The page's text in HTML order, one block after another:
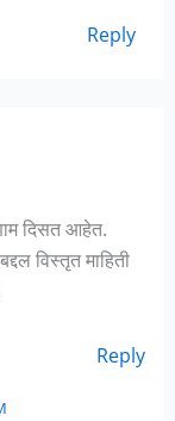
Reply
दिसत आहेत.
विस्तृत माहिती
Reply